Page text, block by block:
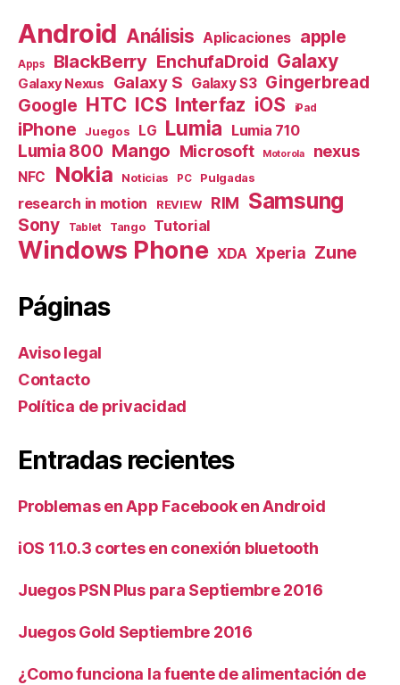
Android Análisis Aplicaciones apple
Apps BlackBerry EnchufaDroid Galaxy
Galaxy Nexus Galaxy S Galaxy S3 Gingerbread
Google HTC ICS Interfaz iOS iPad
iPhone Juegos LG Lumia Lumia 710
Lumia 800 Mango Microsoft Motorola nexus
NFC Nokia Noticias PC Pulgadas
research in motion REVIEW RIM Samsung
Sony Tablet Tango Tutorial
Windows Phone XDA Xperia Zune
Páginas
Aviso legal
Contacto
Política de privacidad
Entradas recientes
Problemas en App Facebook en Android
iOS 11.0.3 cortes en conexión bluetooth
Juegos PSN Plus para Septiembre 2016
Juegos Gold Septiembre 2016
¿Como funciona la fuente de alimentación de